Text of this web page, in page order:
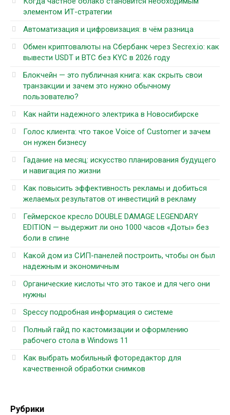
элементом ИТ-стратегии
Автоматизация и цифровизация: в чём разница
Обмен криптовалюты на Сбербанк через Secrex.io: как
вывести USDT и BTC без KYC в 2026 году
Блокчейн — это публичная книга: как скрыть свои
транзакции и зачем это нужно обычному
пользователю?
Как найти надежного электрика в Новосибирске
Голос клиента: что такое Voice of Customer и зачем
он нужен бизнесу
Гадание на месяц: искусство планирования будущего
и навигация по жизни
Как повысить эффективность рекламы и добиться
желаемых результатов от инвестиций в рекламу
Геймерское кресло DOUBLE DAMAGE LEGENDARY
EDITION — выдержит ли оно 1000 часов «Доты» без
боли в спине
Какой дом из СИП-панелей построить, чтобы он был
надежным и экономичным
Органические кислоты что это такое и для чего они
нужны
Speccy подробная информация о системе
Полный гайд по кастомизации и оформлению
рабочего стола в Windows 11
Как выбрать мобильный фоторедактор для
качественной обработки снимков
Рубрики